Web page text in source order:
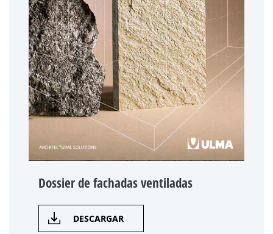
Dossier de fachadas ventiladas
DESCARGAR